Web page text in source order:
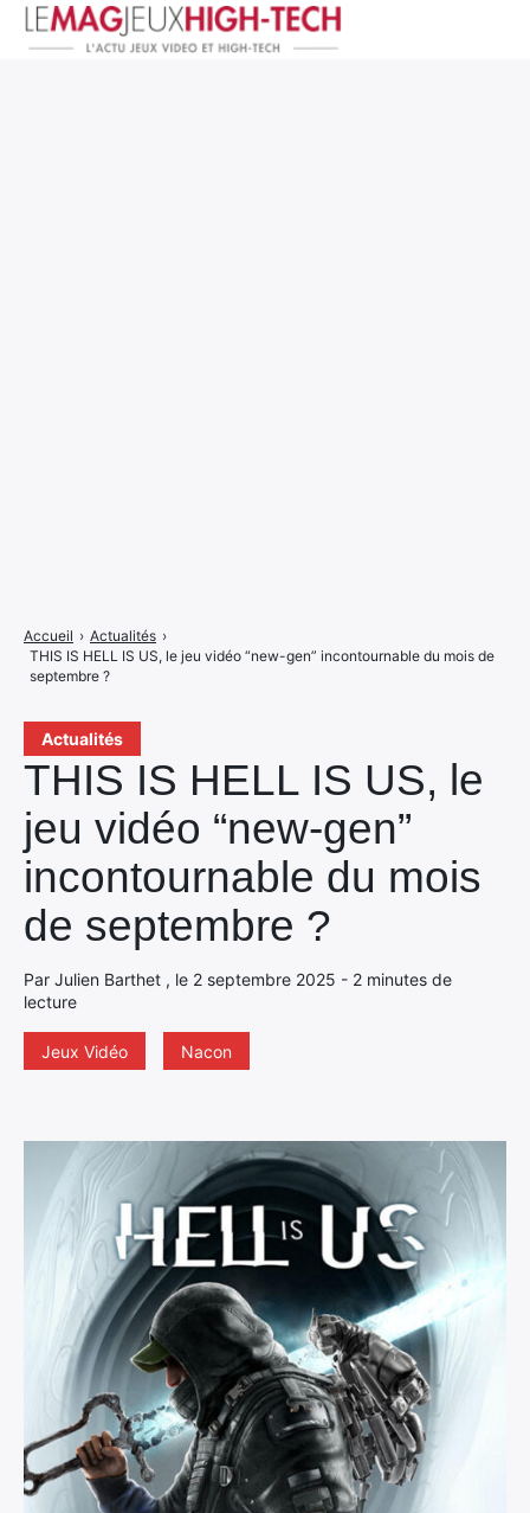
Actualités
THIS IS HELL IS US, le
jeu vidéo “new-gen”
incontournable du mois
de septembre ?
Par Julien Barthet , le 2 septembre 2025 - 2 minutes de
lecture
Jeux Vidéo Nacon
Accueil › Actualités ›
THIS IS HELL IS US, le jeu vidéo “new-gen” incontournable du mois de
septembre ?